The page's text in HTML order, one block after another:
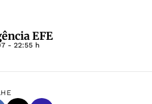
EFE
- 22:55 h